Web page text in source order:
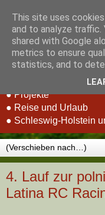
Stefan
● Projekte
● Reise und Urlaub
● Schleswig-Holstein
4. Lauf zur
Latina RC
This site uses
and to analyze traffic.
shared with Google
metrics to ensure
statistics, and to